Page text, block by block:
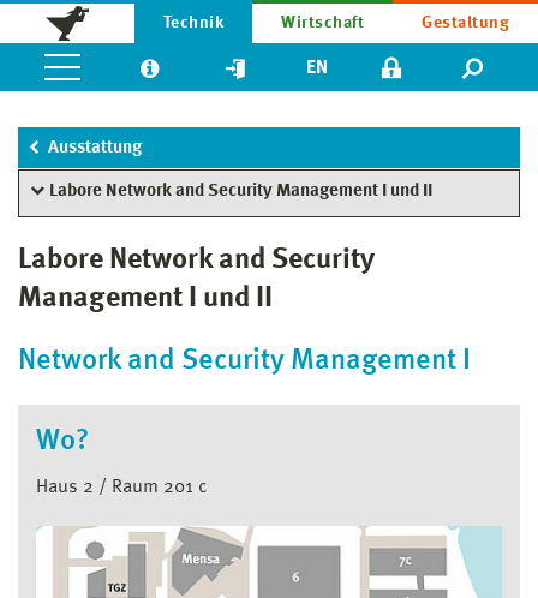
Technik Wirtschaft Gestaltung
EN
Ausstattung
Labore Network and Security Management I und II
Labore Network and Security
Management I und II
Network and Security Management I
Wo?
Haus 2 / Raum 201 c